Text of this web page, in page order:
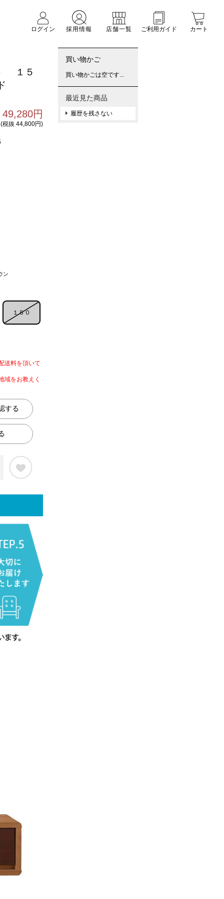
ログイン
採用情報 店舗一覧 ご利用ガイド カート
１５
49,280円
(税抜 44,800円)
ン
１５０
送料を頂いて
域をお教えく
買い物かご
買い物かごは空です...
最近見た商品
履歴を残さない